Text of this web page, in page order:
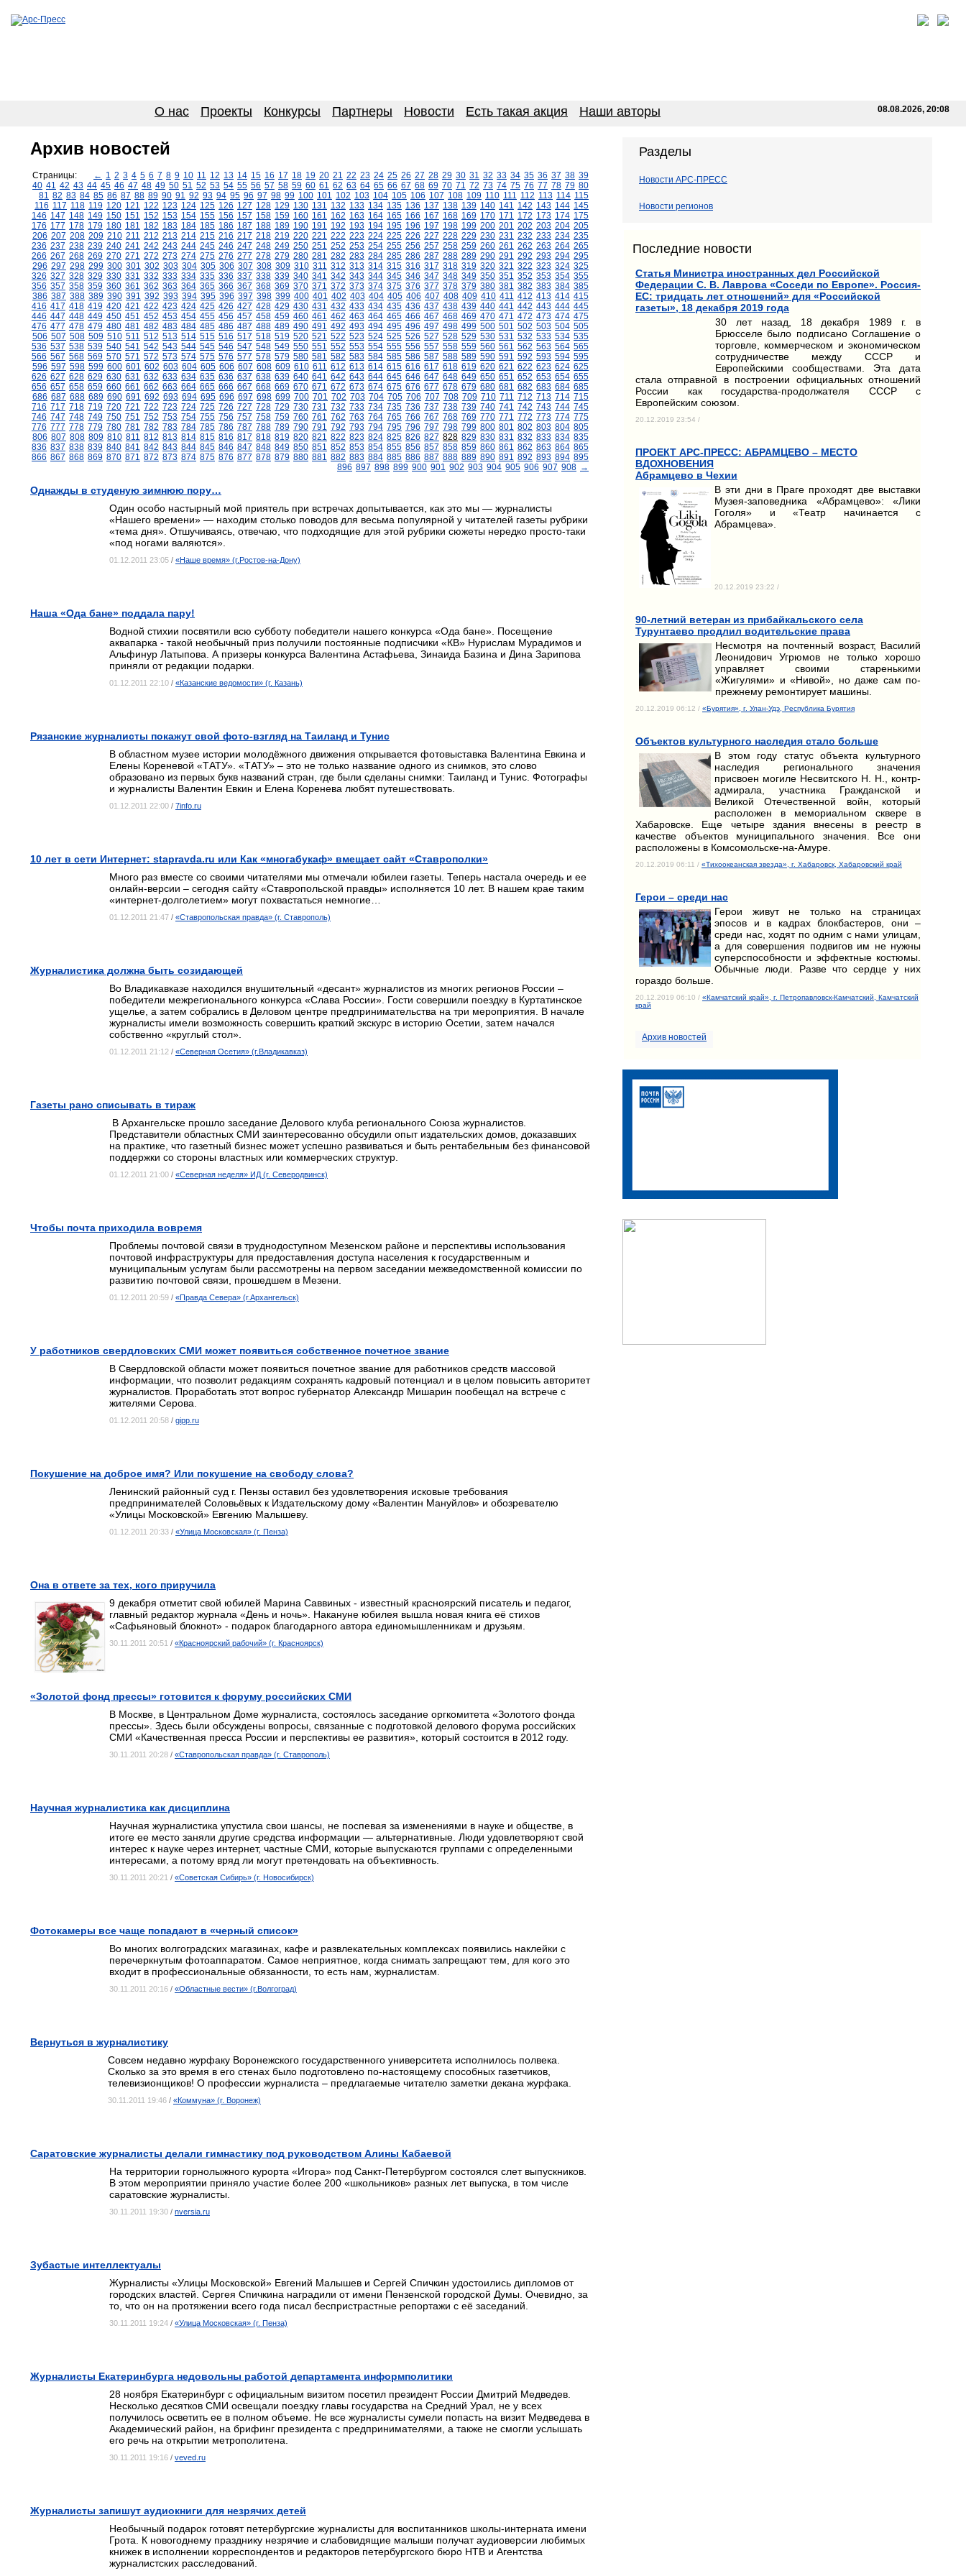
О нас Проекты Конкурсы Партнеры Новости Есть такая акция Наши авторы 08.08.2026, 20:08
Архив новостей
Страницы: ← 1 2 3 4 5 6 7 8 9 10 11 12 13 14 15 16 17 18 19 20 21 22 23 24 25 26 27 28 29 30 31 32 33 34 35 36 37 38 39
40 41 42 43 44 45 46 47 48 49 50 51 52 53 54 55 56 57 58 59 60 61 62 63 64 65 66 67 68 69 70 71 72 73 74 75 76 77 78 79 80
81 82 83 84 85 86 87 88 89 90 91 92 93 94 95 96 97 98 99 100 101 102 103 104 105 106 107 108 109 110 111 112 113 114 115
116 117 118 119 120 121 122 123 124 125 126 127 128 129 130 131 132 133 134 135 136 137 138 139 140 141 142 143 144 145
146 147 148 149 150 151 152 153 154 155 156 157 158 159 160 161 162 163 164 165 166 167 168 169 170 171 172 173 174 175
176 177 178 179 180 181 182 183 184 185 186 187 188 189 190 191 192 193 194 195 196 197 198 199 200 201 202 203 204 205
206 207 208 209 210 211 212 213 214 215 216 217 218 219 220 221 222 223 224 225 226 227 228 229 230 231 232 233 234 235
236 237 238 239 240 241 242 243 244 245 246 247 248 249 250 251 252 253 254 255 256 257 258 259 260 261 262 263 264 265
266 267 268 269 270 271 272 273 274 275 276 277 278 279 280 281 282 283 284 285 286 287 288 289 290 291 292 293 294 295
296 297 298 299 300 301 302 303 304 305 306 307 308 309 310 311 312 313 314 315 316 317 318 319 320 321 322 323 324 325
326 327 328 329 330 331 332 333 334 335 336 337 338 339 340 341 342 343 344 345 346 347 348 349 350 351 352 353 354 355
356 357 358 359 360 361 362 363 364 365 366 367 368 369 370 371 372 373 374 375 376 377 378 379 380 381 382 383 384 385
386 387 388 389 390 391 392 393 394 395 396 397 398 399 400 401 402 403 404 405 406 407 408 409 410 411 412 413 414 415
416 417 418 419 420 421 422 423 424 425 426 427 428 429 430 431 432 433 434 435 436 437 438 439 440 441 442 443 444 445
446 447 448 449 450 451 452 453 454 455 456 457 458 459 460 461 462 463 464 465 466 467 468 469 470 471 472 473 474 475
476 477 478 479 480 481 482 483 484 485 486 487 488 489 490 491 492 493 494 495 496 497 498 499 500 501 502 503 504 505
506 507 508 509 510 511 512 513 514 515 516 517 518 519 520 521 522 523 524 525 526 527 528 529 530 531 532 533 534 535
536 537 538 539 540 541 542 543 544 545 546 547 548 549 550 551 552 553 554 555 556 557 558 559 560 561 562 563 564 565
566 567 568 569 570 571 572 573 574 575 576 577 578 579 580 581 582 583 584 585 586 587 588 589 590 591 592 593 594 595
596 597 598 599 600 601 602 603 604 605 606 607 608 609 610 611 612 613 614 615 616 617 618 619 620 621 622 623 624 625
626 627 628 629 630 631 632 633 634 635 636 637 638 639 640 641 642 643 644 645 646 647 648 649 650 651 652 653 654 655
656 657 658 659 660 661 662 663 664 665 666 667 668 669 670 671 672 673 674 675 676 677 678 679 680 681 682 683 684 685
686 687 688 689 690 691 692 693 694 695 696 697 698 699 700 701 702 703 704 705 706 707 708 709 710 711 712 713 714 715
716 717 718 719 720 721 722 723 724 725 726 727 728 729 730 731 732 733 734 735 736 737 738 739 740 741 742 743 744 745
746 747 748 749 750 751 752 753 754 755 756 757 758 759 760 761 762 763 764 765 766 767 768 769 770 771 772 773 774 775
776 777 778 779 780 781 782 783 784 785 786 787 788 789 790 791 792 793 794 795 796 797 798 799 800 801 802 803 804 805
806 807 808 809 810 811 812 813 814 815 816 817 818 819 820 821 822 823 824 825 826 827 828 829 830 831 832 833 834 835
836 837 838 839 840 841 842 843 844 845 846 847 848 849 850 851 852 853 854 855 856 857 858 859 860 861 862 863 864 865
866 867 868 869 870 871 872 873 874 875 876 877 878 879 880 881 882 883 884 885 886 887 888 889 890 891 892 893 894 895
896 897 898 899 900 901 902 903 904 905 906 907 908 →
Однажды в студеную зимнюю пору…
Один особо настырный мой приятель при встречах допытывается, как это мы — журналисты
«Нашего времени» — находим столько поводов для весьма популярной у читателей газеты рубрики
«тема дня». Отшучиваясь, отвечаю, что подходящие для этой рубрики сюжеты нередко просто-таки
«под ногами валяются».
01.12.2011 23:05 / «Наше время» (г.Ростов-на-Дону)
Наша «Ода бане» поддала пару!
Водной стихии посвятили всю субботу победители нашего конкурса «Ода бане». Посещение
аквапарка - такой необычный приз получили постоянные подписчики «КВ» Нурислам Мурадимов и
Альфинур Латыпова. А призеры конкурса Валентина Астафьева, Зинаида Базина и Дина Зарипова
приняли от редакции подарки.
01.12.2011 22:10 / «Казанские ведомости» (г. Казань)
Рязанские журналисты покажут свой фото-взгляд на Таиланд и Тунис
В областном музее истории молодёжного движения открывается фотовыставка Валентина Евкина и
Елены Кореневой «ТАТУ». «ТАТУ» – это не только название одного из снимков, это слово
образовано из первых букв названий стран, где были сделаны снимки: Таиланд и Тунис. Фотографы
и журналисты Валентин Евкин и Елена Коренева любят путешествовать.
01.12.2011 22:00 / 7info.ru
10 лет в сети Интернет: stapravda.ru или Как «многабукаф» вмещает сайт «Ставрополки»
Много раз вместе со своими читателями мы отмечали юбилеи газеты. Теперь настала очередь и ее
онлайн-версии – сегодня сайту «Ставропольской правды» исполняется 10 лет. В нашем крае таким
«интернет-долголетием» могут похвастаться немногие…
01.12.2011 21:47 / «Ставропольская правда» (г. Ставрополь)
Журналистика должна быть созидающей
Во Владикавказе находился внушительный «десант» журналистов из многих регионов России –
победители межрегионального конкурса «Слава России». Гости совершили поездку в Куртатинское
ущелье, а затем собрались в Деловом центре предпринимательства на три мероприятия. В начале
журналисты имели возможность совершить краткий экскурс в историю Осетии, затем начался
собственно «круглый стол».
01.12.2011 21:12 / «Северная Осетия» (г.Владикавказ)
Газеты рано списывать в тираж
В Архангельске прошло заседание Делового клуба регионального Союза журналистов.
Представители областных СМИ заинтересованно обсудили опыт издательских домов, доказавших
на практике, что газетный бизнес может успешно развиваться и быть рентабельным без финансовой
поддержки со стороны властных или коммерческих структур.
01.12.2011 21:00 / «Северная неделя» ИД (г. Северодвинск)
Чтобы почта приходила вовремя
Проблемы почтовой связи в труднодоступном Мезенском районе и перспективы использования
почтовой инфраструктуры для предоставления доступа населения к государственным и
муниципальным услугам были рассмотрены на первом заседании межведомственной комиссии по
развитию почтовой связи, прошедшем в Мезени.
01.12.2011 20:59 / «Правда Севера» (г.Архангельск)
У работников свердловских СМИ может появиться собственное почетное звание
В Свердловской области может появиться почетное звание для работников средств массовой
информации, что позволит редакциям сохранять кадровый потенциал и в целом повысить авторитет
журналистов. Проработать этот вопрос губернатор Александр Мишарин пообещал на встрече с
жителями Серова.
01.12.2011 20:58 / gipp.ru
Покушение на доброе имя? Или покушение на свободу слова?
Ленинский районный суд г. Пензы оставил без удовлетворения исковые требования
предпринимателей Соловьёвых к Издательскому дому «Валентин Мануйлов» и обозревателю
«Улицы Московской» Евгению Малышеву.
01.12.2011 20:33 / «Улица Московская» (г. Пенза)
Она в ответе за тех, кого приручила
9 декабря отметит свой юбилей Марина Саввиных - известный красноярский писатель и педагог,
главный редактор журнала «День и ночь». Накануне юбилея вышла новая книга её стихов
«Сафьяновый блокнот» - подарок благодарного автора единомышленникам и друзьям.
30.11.2011 20:51 / «Красноярский рабочий» (г. Красноярск)
«Золотой фонд прессы» готовится к форуму российских СМИ
В Москве, в Центральном Доме журналиста, состоялось заседание оргкомитета «Золотого фонда
прессы». Здесь были обсуждены вопросы, связанные с подготовкой делового форума российских
СМИ «Качественная пресса России и перспективы ее развития», который состоится в 2012 году.
30.11.2011 20:28 / «Ставропольская правда» (г. Ставрополь)
Научная журналистика как дисциплина
Научная журналистика упустила свои шансы, не поспевая за изменениями в науке и обществе, в
итоге ее место заняли другие средства информации — альтернативные. Люди удовлетворяют свой
интерес к науке через интернет, частные СМИ, которые выпускаются группами с определенными
интересами, а потому вряд ли могут претендовать на объективность.
30.11.2011 20:21 / «Советская Сибирь» (г. Новосибирск)
Фотокамеры все чаще попадают в «черный список»
Во многих волгоградских магазинах, кафе и развлекательных комплексах появились наклейки с
перечеркнутым фотоаппаратом. Самое неприятное, когда снимать запрещают тем, для кого это
входит в профессиональные обязанности, то есть нам, журналистам.
30.11.2011 20:16 / «Областные вести» (г.Волгоград)
Вернуться в журналистику
Совсем недавно журфаку Воронежского государственного университета исполнилось полвека.
Сколько за это время в его стенах было подготовлено по-настоящему способных газетчиков,
телевизионщиков! О профессии журналиста – предлагаемые читателю заметки декана журфака.
30.11.2011 19:46 / «Коммуна» (г. Воронеж)
Саратовские журналисты делали гимнастику под руководством Алины Кабаевой
На территории горнолыжного курорта «Игора» под Санкт-Петербургом состоялся слет выпускников.
В этом мероприятии приняло участие более 200 «школьников» разных лет выпуска, в том числе
саратовские журналисты.
30.11.2011 19:30 / nversia.ru
Зубастые интеллектуалы
Журналисты «Улицы Московской» Евгений Малышев и Сергей Спичкин удостоились дипломов от
городских властей. Сергея Спичкина наградили от имени Пензенской городской Думы. Очевидно, за
то, что он на протяжении всего года писал беспристрастные репортажи с её заседаний.
30.11.2011 19:24 / «Улица Московская» (г. Пенза)
Журналисты Екатеринбурга недовольны работой департамента информполитики
28 ноября Екатеринбург с официальным визитом посетил президент России Дмитрий Медведев.
Несколько десятков СМИ освещали поездку главы государства на Средний Урал, не у всех
получилось осветить ее в полном объеме. Не все журналисты сумели попасть на визит Медведева в
Академический район, на брифинг президента с предпринимателями, а также не смогли услышать
его речь на открытии метрополитена.
30.11.2011 19:16 / veved.ru
Журналисты запишут аудиокниги для незрячих детей
Необычный подарок готовят петербургские журналисты для воспитанников школы-интерната имени
Грота. К новогоднему празднику незрячие и слабовидящие малыши получат аудиоверсии любимых
книжек в исполнении корреспондентов и редакторов петербургского бюро НТВ и Агентства
журналистских расследований.
Разделы
Новости АРС-ПРЕСС
Новости регионов
Последние новости
Статья Министра иностранных дел Российской
Федерации С. В. Лаврова «Соседи по Европе». Россия-
ЕС: тридцать лет отношений» для «Российской
газеты», 18 декабря 2019 года
30 лет назад, 18 декабря 1989 г. в
Брюсселе было подписано Соглашение о
торговле, коммерческом и экономическом
сотрудничестве между СССР и
Европейскими сообществами. Эта дата
стала отправной в построении официальных отношений
России как государства-продолжателя СССР с
Европейским союзом.
20.12.2019 23:54 /
ПРОЕКТ АРС-ПРЕСС: АБРАМЦЕВО – МЕСТО
ВДОХНОВЕНИЯ
Абрамцево в Чехии
В эти дни в Праге проходят две выставки
Музея-заповедника «Абрамцево»: «Лики
Гоголя» и «Театр начинается с
Абрамцева».
20.12.2019 23:22 /
90-летний ветеран из прибайкальского села
Турунтаево продлил водительские права
Несмотря на почтенный возраст, Василий
Леонидович Угрюмов не только хорошо
управляет своими старенькими
«Жигулями» и «Нивой», но даже сам по-
прежнему ремонтирует машины.
20.12.2019 06:12 / «Бурятия», г. Улан-Удэ, Республика Бурятия
Объектов культурного наследия стало больше
В этом году статус объекта культурного
наследия регионального значения
присвоен могиле Несвитского Н. Н., контр-
адмирала, участника Гражданской и
Великой Отечественной войн, который
расположен в мемориальном сквере в
Хабаровске. Еще четыре здания внесены в реестр в
качестве объектов муниципального значения. Все они
расположены в Комсомольске-на-Амуре.
20.12.2019 06:11 / «Тихоокеанская звезда», г. Хабаровск, Хабаровский край
Герои – среди нас
Герои живут не только на страницах
эпосов и в кадрах блокбастеров, они –
среди нас, ходят по одним с нами улицам,
а для совершения подвигов им не нужны
суперспособности и эффектные костюмы.
Обычные люди. Разве что сердце у них
гораздо больше.
20.12.2019 06:10 / «Камчатский край», г. Петропавловск-Камчатский, Камчатский
край
Архив новостей